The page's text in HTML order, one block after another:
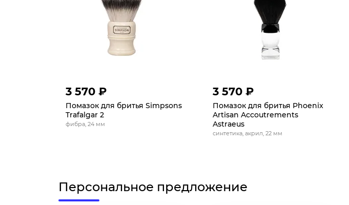
3 570 ₽
Помазок для бритья Simpsons
Trafalgar 2
фибра, 24 мм
3 570 ₽
Помазок для бритья Phoenix
Artisan Accoutrements
Astraeus
синтетика, акрил, 22 мм
Персональное предложение